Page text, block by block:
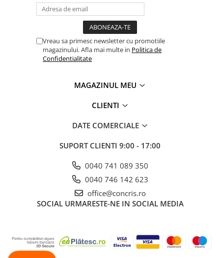
Vreau sa primesc newsletter cu promotiile
magazinului. Afla mai multe in Politica de
Confidentialitate
MAGAZINUL MEU
CLIENTI
DATE COMERCIALE
SUPORT CLIENTI 9:00 - 17:00
0040 741 089 350
0040 746 142 623
office@concris.ro
SOCIAL URMARESTE-NE IN SOCIAL MEDIA